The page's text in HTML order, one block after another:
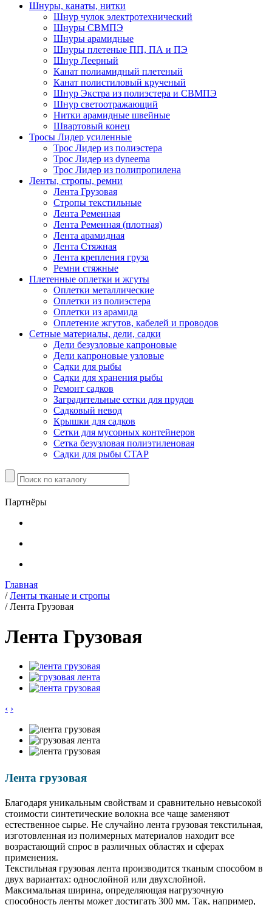
Шнуры, канаты, нитки
Шнур чулок электротехнический
Шнуры СВМПЭ
Шнуры арамидные
Шнуры плетеные ПП, ПА и ПЭ
Шнур Леерный
Канат полиамидный плетеный
Канат полистиловый крученый
Шнур Экстра из полиэстера и СВМПЭ
Шнур светоотражающий
Нитки арамидные швейные
Швартовый конец
Тросы Лидер усиленные
Трос Лидер из полиэстера
Трос Лидер из dyneema
Трос Лидер из полипропилена
Ленты, стропы, ремни
Лента Грузовая
Стропы текстильные
Лента Ременная
Лента Ременная (плотная)
Лента арамидная
Лента Стяжная
Лента крепления груза
Ремни стяжные
Плетенные оплетки и жгуты
Оплетки металлические
Оплетки из полиэстера
Оплетки из арамида
Оплетение жгутов, кабелей и проводов
Сетные материалы, дели, садки
Дели безузловые капроновые
Дели капроновые узловые
Садки для рыбы
Садки для хранения рыбы
Ремонт садков
Заградительные сетки для прудов
Садковый невод
Крышки для садков
Сетки для мусорных контейнеров
Сетка безузловая полиэтиленовая
Садки для рыбы СТАР
Партнёры
Главная
/Ленты тканые и стропы
/Лента Грузовая
Лента Грузовая
‹ ›
Лента грузовая
Благодаря уникальным свойствам и сравнительно невысокой
стоимости синтетические волокна все чаще заменяют
естественное сырье. Не случайно лента грузовая текстильная,
изготовленная из полимерных материалов находит все
возрастающий спрос в различных областях и сферах
применения.
Текстильная грузовая лента производится тканым способом в
двух вариантах: однослойной или двухслойной.
Максимальная ширина, определяющая нагрузочную
способность ленты может достигать 300 мм. Так, например,